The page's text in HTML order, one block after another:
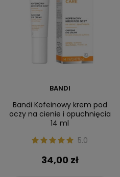
BANDI
Bandi Kofeinowy krem pod
oczy na cienie i opuchnięcia
14 ml
5.0
34,00 zł